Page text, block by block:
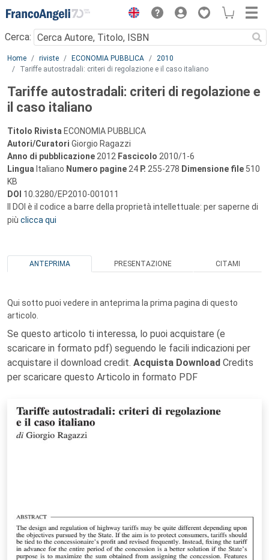
Menu
Cerca:
Main content
Home riviste ECONOMIA PUBBLICA
2010
Tariffe autostradali: criteri di regolazione e il caso italiano
Tariffe autostradali: criteri di regolazione e
il caso italiano
Titolo Rivista ECONOMIA PUBBLICA
Autori/Curatori Giorgio Ragazzi
Anno di pubblicazione 2012 Fascicolo 2010/1-6
Lingua Italiano Numero pagine 24 P. 255-278 Dimensione file 510
KB
DOI 10.3280/EP2010-001011
Il DOI è il codice a barre della proprietà intellettuale: per saperne di
più clicca qui
ANTEPRIMA PRESENTAZIONE CITAMI
Qui sotto puoi vedere in anteprima la prima pagina di questo
articolo.
Se questo articolo ti interessa, lo puoi acquistare (e
scaricare in formato pdf) seguendo le facili indicazioni per
acquistare il download credit. Acquista Download Credits
per scaricare questo Articolo in formato PDF